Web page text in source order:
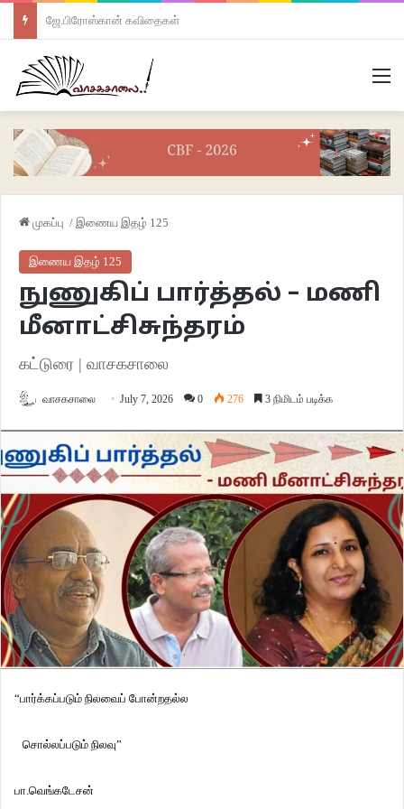
ஜே.பிரோஸ்கான் கவிதைகள்
முகப்பு / இணைய இதழ் 125
இணைய இதழ் 125
நுணுகிப் பார்த்தல் – மணி
மீனாட்சிசுந்தரம்
கட்டுரை | வாசகசாலை
வாசகசாலை July 7, 2026 0 276 3 நிமிடம் படிக்க
“பார்க்கப்படும் நிலவைப் போன்றதல்ல
சொல்லப்படும் நிலவு”
பா.வெங்கடேசன்